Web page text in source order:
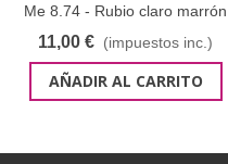
Me 8.74 - Rubio claro marrón
cobre 60 ml
11,00 € (impuestos inc.)
AÑADIR AL CARRITO